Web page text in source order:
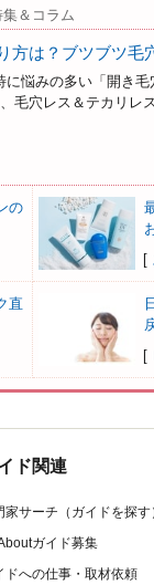
＆コラム
方は？ブツブツ毛
に悩みの多い「開き
毛穴レス＆テカリレ
の
[
直
[
ド関連
家サーチ（ガイドを探す
ガイド募集
ドへの仕事・取材依頼